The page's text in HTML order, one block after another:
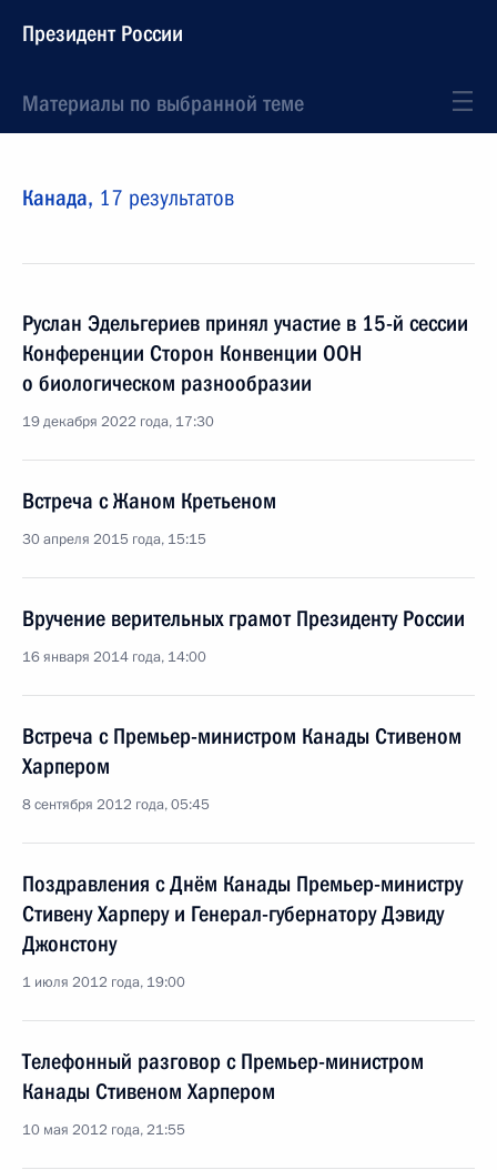
Президент России
Материалы по выбранной теме
Канада, 17 результатов
Руслан Эдельгериев принял участие в 15-й сессии
Конференции Сторон Конвенции ООН
о биологическом разнообразии
19 декабря 2022 года, 17:30
Встреча с Жаном Кретьеном
30 апреля 2015 года, 15:15
Вручение верительных грамот Президенту России
16 января 2014 года, 14:00
Встреча с Премьер-министром Канады Стивеном
Харпером
8 сентября 2012 года, 05:45
Поздравления с Днём Канады Премьер-министру
Стивену Харперу и Генерал-губернатору Дэвиду
Джонстону
1 июля 2012 года, 19:00
Телефонный разговор с Премьер-министром
Канады Стивеном Харпером
10 мая 2012 года, 21:55